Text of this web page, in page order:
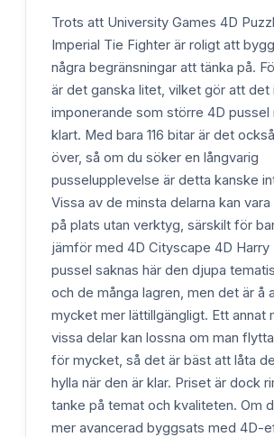
Trots att University Games 4D
Imperial Tie Fighter är roligt att
några begränsningar att tänka på.
är det ganska litet, vilket gör att det
imponerande som större 4D pussel
klart. Med bara 116 bitar är det
över, så om du söker en långvarig
pusselupplevelse är detta kanske
Vissa av de minsta delarna kan
på plats utan verktyg, särskilt för
jämför med 4D Cityscape 4D Harry
pussel saknas här den djupa
och de många lagren, men det är å
mycket mer lättillgängligt. Ett annat
vissa delar kan lossna om man
för mycket, så det är bäst att låta
hylla när den är klar. Priset är dock
tanke på temat och kvaliteten. Om
mer avancerad byggsats med 4D-